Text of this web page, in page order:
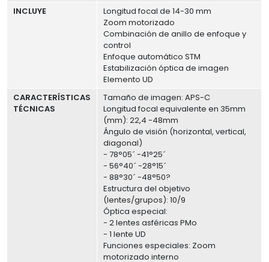
INCLUYE
Longitud focal de 14-30 mm
Zoom motorizado
Combinación de anillo de enfoque y
control
Enfoque automático STM
Estabilización óptica de imagen
Elemento UD
CARACTERÍSTICAS
TÉCNICAS
Tamaño de imagen: APS-C
Longitud focal equivalente en 35mm
(mm): 22,4 -48mm
Ángulo de visión (horizontal, vertical,
diagonal)
- 78°05´ -41°25´
- 56°40´ -28°15´
- 88°30´ -48°50?
Estructura del objetivo
(lentes/grupos): 10/9
Óptica especial:
- 2 lentes asféricas PMo
- 1 lente UD
Funciones especiales: Zoom
motorizado interno